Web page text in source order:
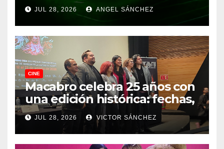
JUL 28, 2026 ANGEL SÁNCHEZ
CINE
Macabro celebra 25 años con
una edición histórica: fechas,
sedes, invitados y todo lo que
debes saber
JUL 28, 2026 VICTOR SÁNCHEZ